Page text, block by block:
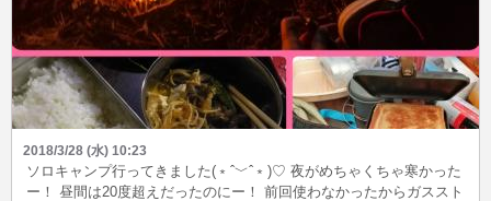
2018/3/28 (水) 10:23
ソロキャンプ行ってきました(﹡ˆ﹀ˆ﹡)♡ 夜がめちゃくちゃ寒かった
ー！ 昼間は20度超えだったのにー！ 前回使わなかったからガススト